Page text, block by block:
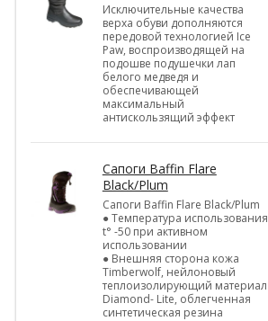
Исключительные качества
верха обуви дополняются
передовой технологией Ice
Paw, воспроизводящей на
подошве подушечки лап
белого медведя и
обеспечивающей
максимальный
антискользящий эффект
Cапоги Baffin Flare
Black/Plum
Cапоги Baffin Flare Black/Plum
● Температура использования
t° -50 при активном
использовании
● Внешняя сторона кожа
Timberwolf, нейлоновый
теплоизолирующий материал
Diamond- Lite, облегченная
синтетическая резина